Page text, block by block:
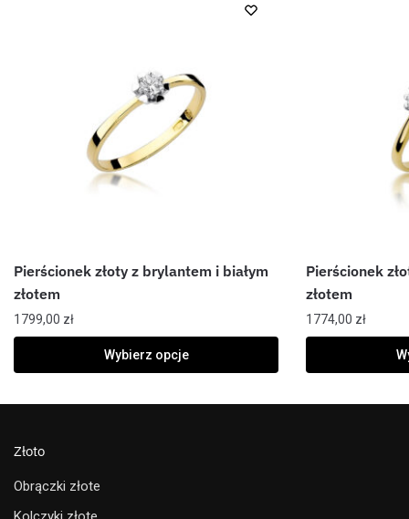
Pierścionek złoty z brylantem i białym
złotem
1799,00 zł
Wybierz opcje
Pierścionek
złotem
1774,00 zł
Złoto
Obrączki złote